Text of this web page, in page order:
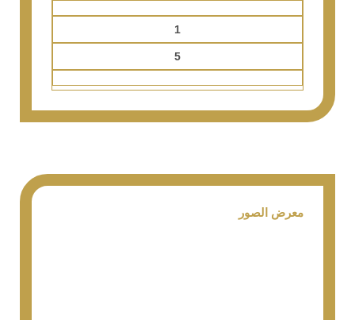
1
5
معرض الصور